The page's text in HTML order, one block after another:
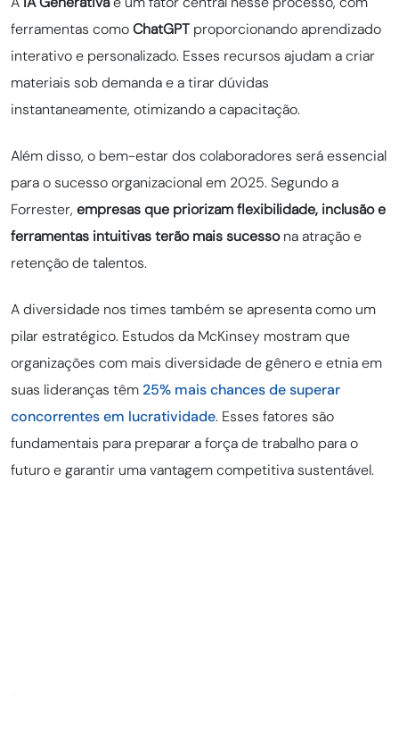
ferramentas comoChatGPT proporcionando aprendizado
interativo e personalizado. Esses recursos ajudam a criar
materiais sob demanda e a tirar dúvidas
instantaneamente, otimizando a capacitação.
Além disso, o bem-estar dos colaboradores será essencial
para o sucesso organizacional em 2025. Segundo a
Forrester, empresas que priorizam flexibilidade, inclusão e
ferramentas intuitivas terão mais sucessona atração e
retenção de talentos.
A diversidade nos times também se apresenta como um
pilar estratégico. Estudos da McKinsey mostram que
organizações com mais diversidade de gênero e etnia em
suas lideranças têm 25% mais chances de superar
concorrentes em lucratividade. Esses fatores são
fundamentais para preparar a força de trabalho para o
futuro e garantir uma vantagem competitiva sustentável.